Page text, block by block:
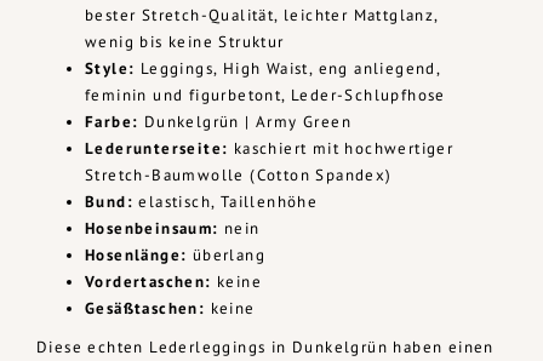
bester Stretch-Qualität, leichter Mattglanz,
wenig bis keine Struktur
Style: Leggings, High Waist, eng anliegend,
feminin und figurbetont, Leder-Schlupfhose
Farbe: Dunkelgrün | Army Green
Lederunterseite: kaschiert mit hochwertiger
Stretch-Baumwolle (Cotton Spandex)
Bund: elastisch, Taillenhöhe
Hosenbeinsaum: nein
Hosenlänge: überlang
Vordertaschen: keine
Gesäßtaschen: keine
Diese echten Lederleggings in Dunkelgrün haben einen